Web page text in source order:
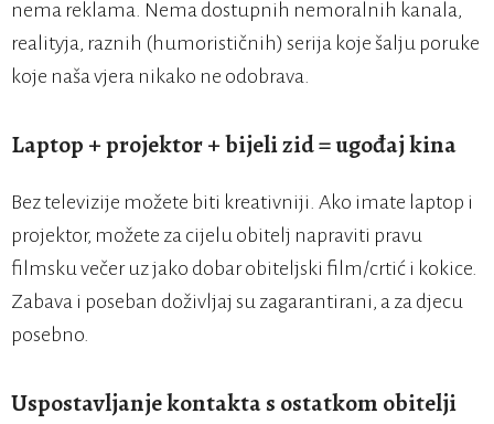
nema reklama. Nema dostupnih nemoralnih kanala,
realityja, raznih (humorističnih) serija koje šalju poruke
koje naša vjera nikako ne odobrava.
Laptop + projektor + bijeli zid = ugođaj kina
Bez televizije možete biti kreativniji. Ako imate laptop i
projektor, možete za cijelu obitelj napraviti pravu
filmsku večer uz jako dobar obiteljski film/crtić i kokice.
Zabava i poseban doživljaj su zagarantirani, a za djecu
posebno.
Uspostavljanje kontakta s ostatkom obitelji